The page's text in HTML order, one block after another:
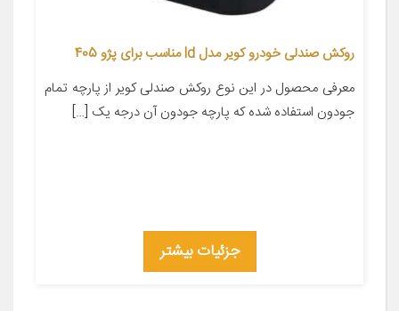
روکش صندلی خودرو کویر مدل ld مناسب برای پژو 405
معرفی محصول در این نوع روکش صندلی کویر از پارچه تمام
جودون استفاده شده که پارچه جودون آن درجه یک […]
جزئیات بیشتر